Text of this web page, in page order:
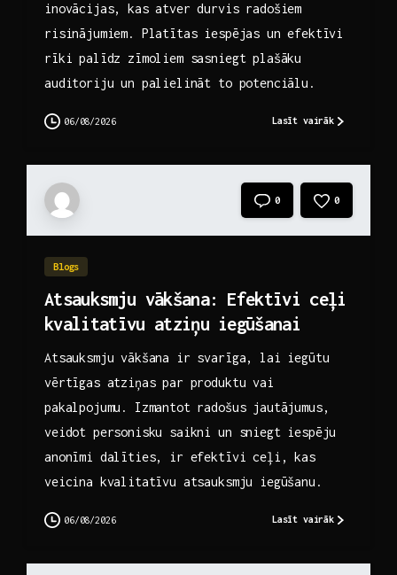
inovācijas, kas atver durvis radošiem
risinājumiem. Platītas iespējas un efektīvi
rīki palīdz zīmoliem sasniegt plašāku
auditoriju un palielināt to potenciālu.
06/08/2026 Lasīt vairāk
0 0
Blogs
Atsauksmju vākšana: Efektīvi ceļi
kvalitatīvu atziņu iegūšanai
Atsauksmju vākšana ir svarīga, lai iegūtu
vērtīgas atziņas par produktu vai
pakalpojumu. Izmantot radošus jautājumus,
veidot personisku saikni un sniegt iespēju
anonīmi dalīties, ir efektīvi ceļi, kas
veicina kvalitatīvu atsauksmju iegūšanu.
06/08/2026 Lasīt vairāk